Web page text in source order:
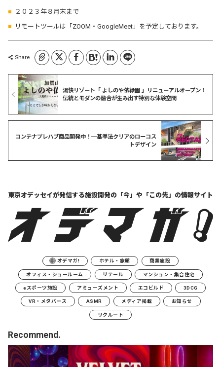
２０２３年８月末まで
リモートツールは「ZOOM・GoogleMeet」を予定しております。
Shareコピーしました
湯快リゾート「 よしのや依緑園 」リニューアルオープン！
伝統とモダンの融合が生み出す特別な体験空間
コンテナプレハブ商品開発中！─基準法クリアのローコス
トデザイン
東京オデッセイが発信する施設開発の「今」や「この先」の情報サイト
オデマガ! ホテル・旅館 商業施設
オフィス・ショールーム リテール マンション・集合住宅
eスポーツ施設 アミューズメント エコビルド 3DCG
VR・メタバース ASMR メディア掲載 お知らせ
リクルート
Recommend.